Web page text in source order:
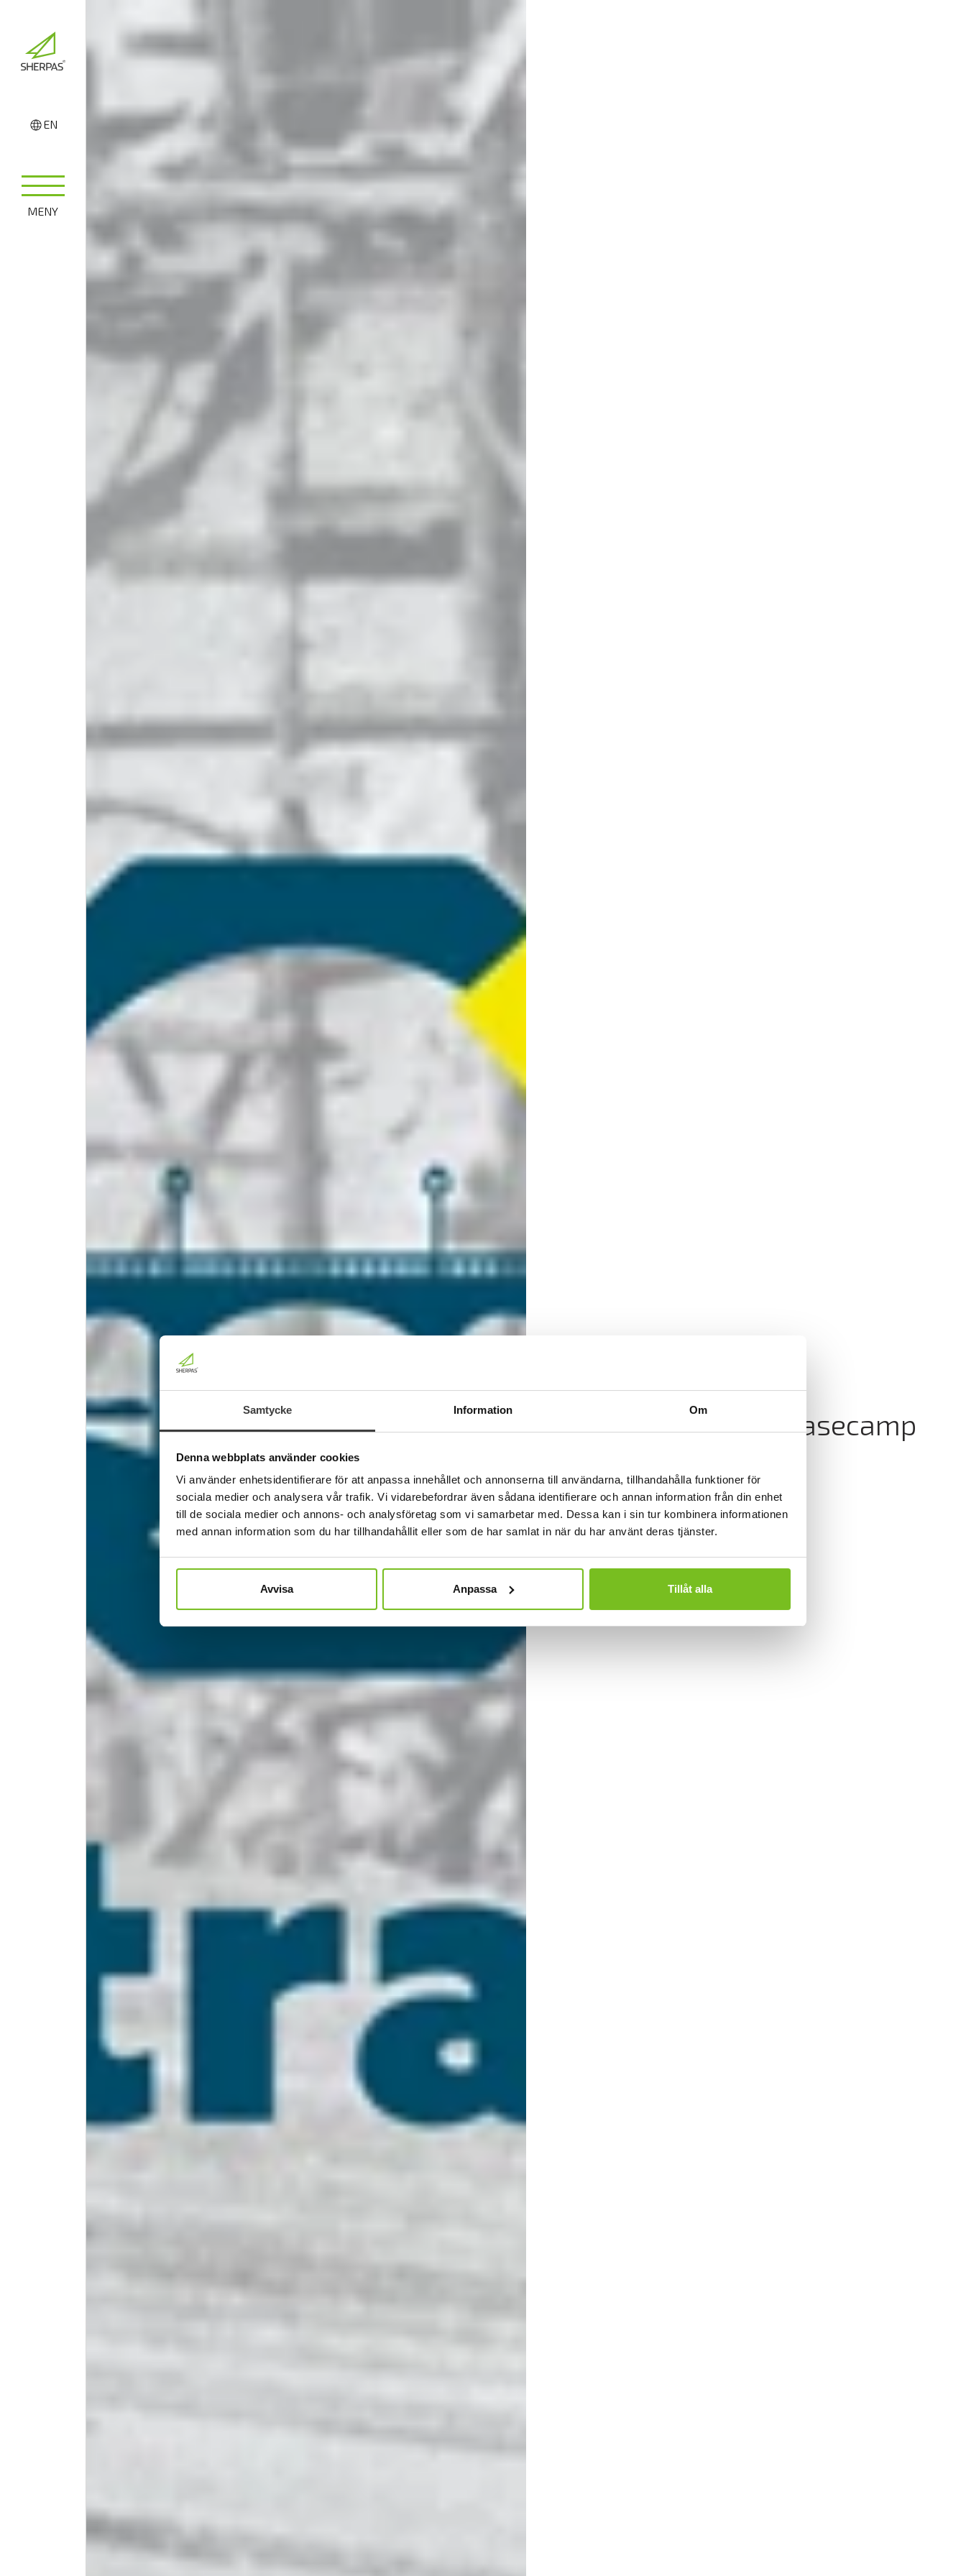
Samtycke Information Om
Denna webbplats använder cookies
Vi använder enhetsidentifierare för att anpassa innehållet och annonserna till användarna, tillhandahålla funktioner för
sociala medier och analysera vår trafik. Vi vidarebefordrar även sådana identifierare och annan information från din enhet
till de sociala medier och annons- och analysföretag som vi samarbetar med. Dessa kan i sin tur kombinera informationen
med annan information som du har tillhandahållit eller som de har samlat in när du har använt deras tjänster.
Avvisa Anpassa Tillåt alla
EN
MENY
Contractor väljer Basecamp